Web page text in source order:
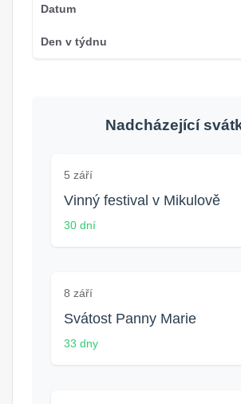
Nadcházející
5 září
Vinný festival v Mikulově
30 dní
8 září
Svátost Panny Marie
33 dny